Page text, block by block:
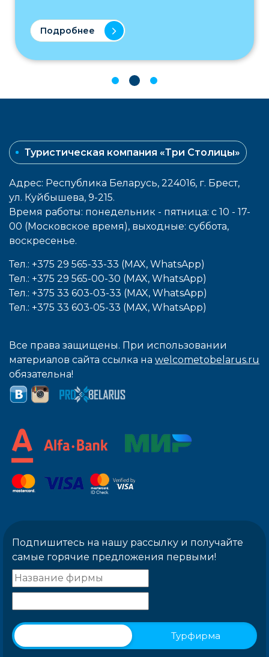
Подробнее
Туристическая компания «Три Столицы»
Адрес: Республика Беларусь, 224016, г. Брест,
ул. Куйбышева, 9-215.
Время работы: понедельник - пятница: с 10 - 17-
00 (Московское время), выходные: cуббота,
воcкресенье.
Тел.: +375 29 565-33-33 (MAX, WhatsApp)
Тел.: +375 29 565-00-30 (MAX, WhatsApp)
Тел.: +375 33 603-03-33 (MAX, WhatsApp)
Тел.: +375 33 603-05-33 (MAX, WhatsApp)
Все права защищены. При использовании
материалов сайта ссылка на welcometobelarus.ru
обязательна!
Подпишитесь на нашу рассылку и получайте
самые горячие предложения первыми!
Турфирма